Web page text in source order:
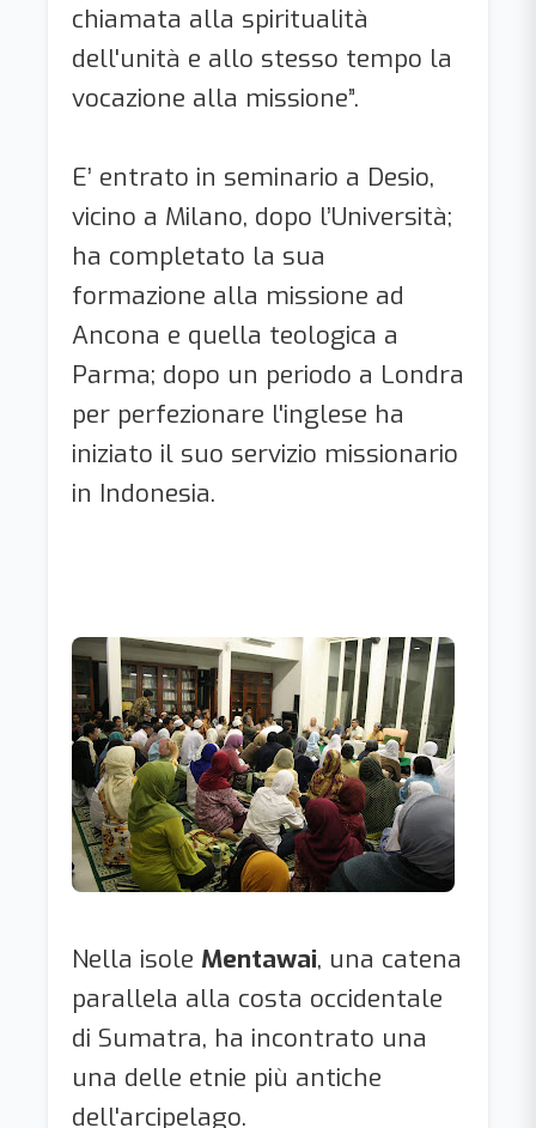
chiamata alla spiritualità
dell'unità e allo stesso tempo la
vocazione alla missione”.
E’ entrato in seminario a Desio,
vicino a Milano, dopo l’Università;
ha completato la sua
formazione alla missione ad
Ancona e quella teologica a
Parma; dopo un periodo a Londra
per perfezionare l'inglese ha
iniziato il suo servizio missionario
in Indonesia.
Nella isole Mentawai, una catena
parallela alla costa occidentale
di Sumatra, ha incontrato una
una delle etnie più antiche
dell'arcipelago.